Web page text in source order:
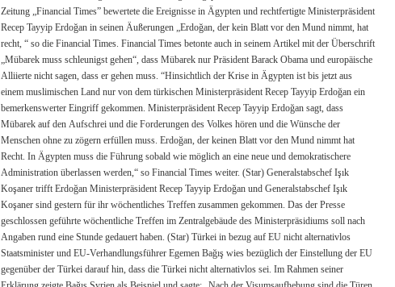
Zeitung „Financial Times” bewertete die Ereignisse in Ägypten und rechtfertigte Ministerpräsident
Recep Tayyip Erdoğan in seinen Äußerungen „Erdoğan, der kein Blatt vor den Mund nimmt, hat
recht, “ so die Financial Times. Financial Times betonte auch in seinem Artikel mit der Überschrift
„Mübarek muss schleunigst gehen“, dass Mübarek nur Präsident Barack Obama und europäische
Alliierte nicht sagen, dass er gehen muss. “Hinsichtlich der Krise in Ägypten ist bis jetzt aus
einem muslimischen Land nur von dem türkischen Ministerpräsident Recep Tayyip Erdoğan ein
bemerkenswerter Eingriff gekommen. Ministerpräsident Recep Tayyip Erdoğan sagt, dass
Mübarek auf den Aufschrei und die Forderungen des Volkes hören und die Wünsche der
Menschen ohne zu zögern erfüllen muss. Erdoğan, der keinen Blatt vor den Mund nimmt hat
Recht. In Ägypten muss die Führung sobald wie möglich an eine neue und demokratischere
Administration überlassen werden,“ so Financial Times weiter. (Star) Generalstabschef Işık
Koşaner trifft Erdoğan Ministerpräsident Recep Tayyip Erdoğan und Generalstabschef Işık
Koşaner sind gestern für ihr wöchentliches Treffen zusammen gekommen. Das der Presse
geschlossen geführte wöchentliche Treffen im Zentralgebäude des Ministerpräsidiums soll nach
Angaben rund eine Stunde gedauert haben. (Star) Türkei in bezug auf EU nicht alternativlos
Staatsminister und EU-Verhandlungsführer Egemen Bağış wies bezüglich der Einstellung der EU
gegenüber der Türkei darauf hin, dass die Türkei nicht alternativlos sei. Im Rahmen seiner